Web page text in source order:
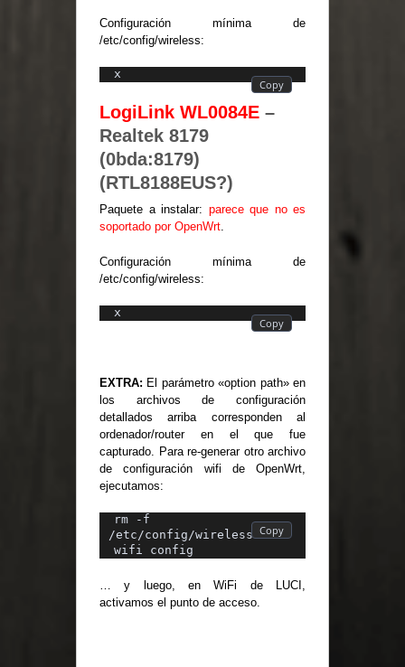
Configuración mínima de
/etc/config/wireless:
x
LogiLink WL0084E –
Realtek 8179
(0bda:8179)
(RTL8188EUS?)
Paquete a instalar: parece que no es
soportado por OpenWrt.
Configuración mínima de
/etc/config/wireless:
x
EXTRA: El parámetro «option path» en
los archivos de configuración
detallados arriba corresponden al
ordenador/router en el que fue
capturado. Para re-generar otro archivo
de configuración wifi de OpenWrt,
ejecutamos:
rm -f
/etc/config/wireless
wifi config
… y luego, en WiFi de LUCI,
activamos el punto de acceso.